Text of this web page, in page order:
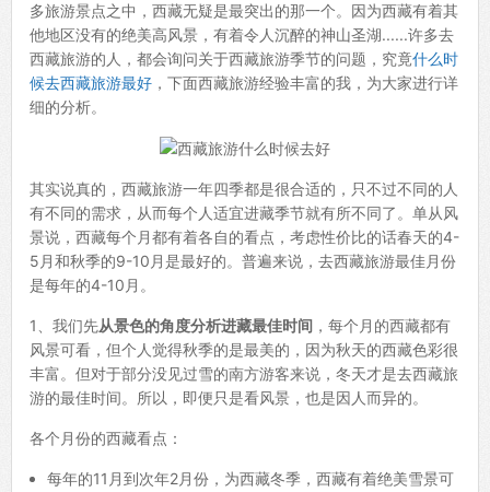
多旅游景点之中，西藏无疑是最突出的那一个。因为西藏有着其
他地区没有的绝美高风景，有着令人沉醉的神山圣湖......许多去
西藏旅游的人，都会询问关于西藏旅游季节的问题，究竟什么时
候去西藏旅游最好 ，下面西藏旅游经验丰富的我，为大家进行详
细的分析。
其实说真的，西藏旅游一年四季都是很合适的，只不过不同的人
有不同的需求，从而每个人适宜进藏季节就有所不同了。单从风
景说，西藏每个月都有着各自的看点，考虑性价比的话春天的4-
5月和秋季的9-10月是最好的。普遍来说，去西藏旅游最佳月份
是每年的4-10月。
1、我们先从景色的角度分析进藏最佳时间 ，每个月的西藏都有
风景可看，但个人觉得秋季的是最美的，因为秋天的西藏色彩很
丰富。但对于部分没见过雪的南方游客来说，冬天才是去西藏旅
游的最佳时间。所以，即便只是看风景，也是因人而异的。
各个月份的西藏看点：
每年的11月到次年2月份，为西藏冬季，西藏有着绝美雪景可